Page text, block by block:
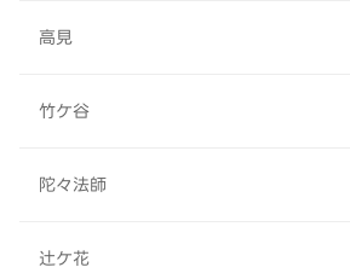
高見
竹ケ谷
陀々法師
辻ケ花